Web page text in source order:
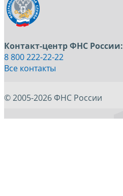
Контакт-центр ФНС России:
8 800 222-22-22
Все контакты
© 2005-2026 ФНС России